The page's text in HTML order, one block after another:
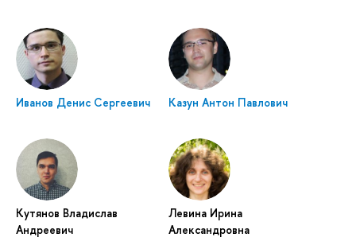
Иванов Денис Сергеевич Казун Антон Павлович
Кутянов Владислав
Андреевич
Левина Ирина
Александровна